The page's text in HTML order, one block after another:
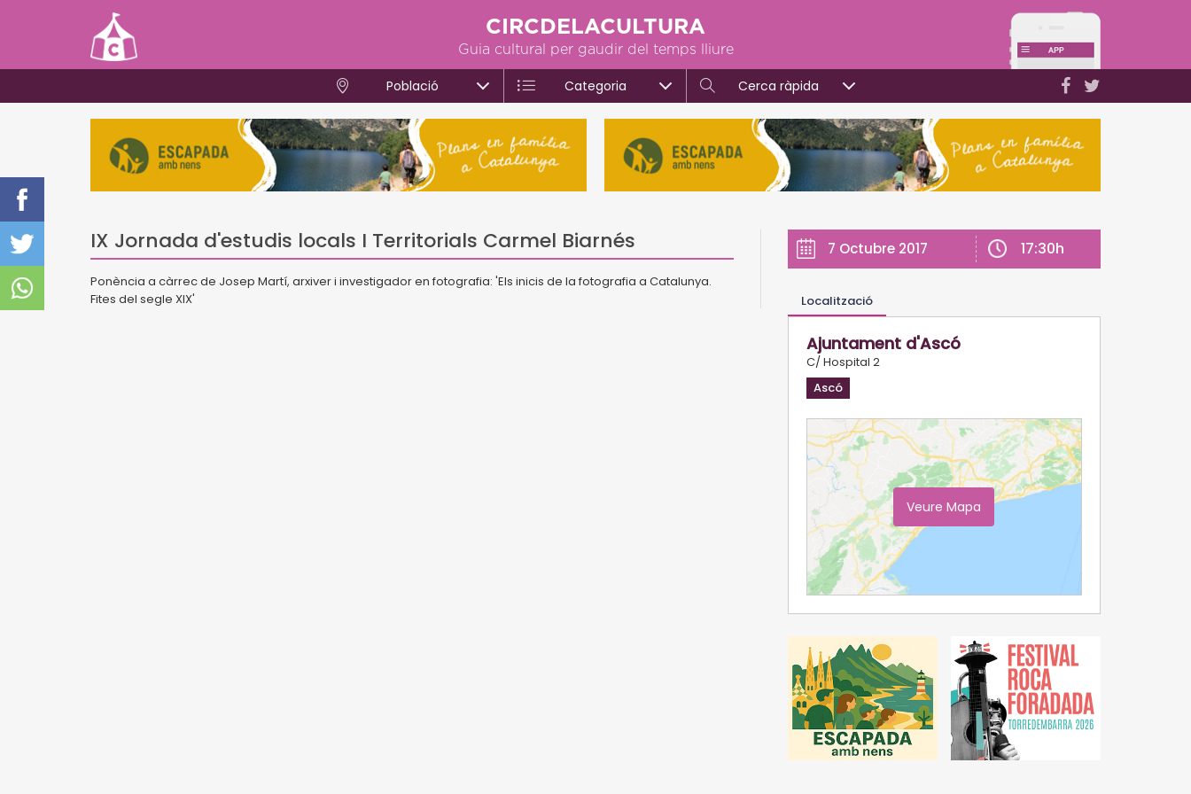
CIRCDELACULTURA
Guia cultural per gaudir del temps lliure
Població Categoria Cerca ràpida
IX Jornada d'estudis locals I Territorials Carmel Biarnés
Ponència a càrrec de Josep Martí, arxiver i investigador en fotografia: 'Els inicis de la fotografia a Catalunya.
Fites del segle XIX'
7 Octubre 2017 17:30h
Localització
Ajuntament d'Ascó
C/ Hospital 2
Ascó
Veure Mapa